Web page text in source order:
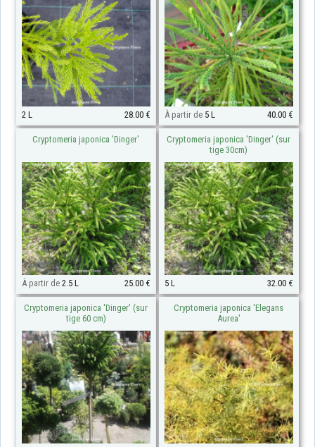
2 L 28.00 € À partir de5 L 40.00 €
Cryptomeria japonica 'Dinger'
À partir de 2.5 L 25.00 €
Cryptomeria japonica 'Dinger' (sur
tige 30cm)
5 L 32.00 €
Cryptomeria japonica 'Dinger' (sur
tige 60 cm)
Cryptomeria japonica 'Elegans
Aurea'